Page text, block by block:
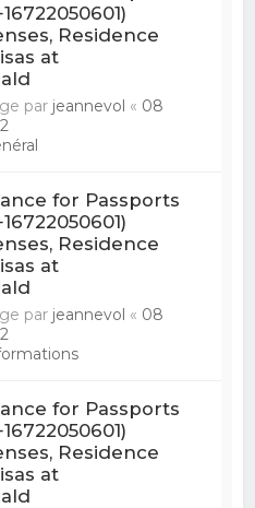
Residence
at
par jeannevol « 08
for Passports
Residence
at
par jeannevol « 08
for Passports
Residence
at